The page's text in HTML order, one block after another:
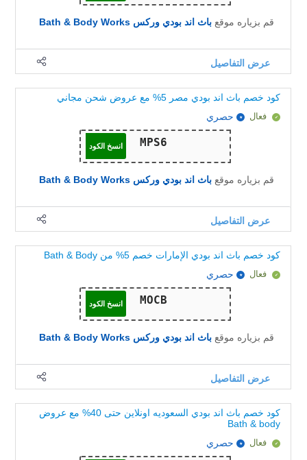
قم بزياره موقعباث اند بودي وركس Bath & Body Works
عرض التفاصيل
كود خصم باث اند بودي مصر 5% مع عروض شحن مجاني
فعال حصري
انسخ الكود
قم بزياره موقعباث اند بودي وركس Bath & Body Works
عرض التفاصيل
كود خصم باث اند بودي الإمارات خصم 5% من Bath & Body
فعال حصري
انسخ الكود
قم بزياره موقعباث اند بودي وركس Bath & Body Works
عرض التفاصيل
كود خصم باث اند بودي السعوديه اونلاين حتى 40% مع عروض
Bath & body
فعال حصري